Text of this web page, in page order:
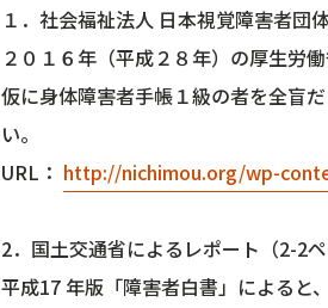
１．社会福祉法人 日本視覚障害者団
２０１６年（平成２８年）の厚生労
仮に身体障害者手帳１級の者を全盲
い。
URL： http://nichimou.org/wp-
2．国土交通省によるレポート（2-2ペ
平成17 年版「障害者白書」によると